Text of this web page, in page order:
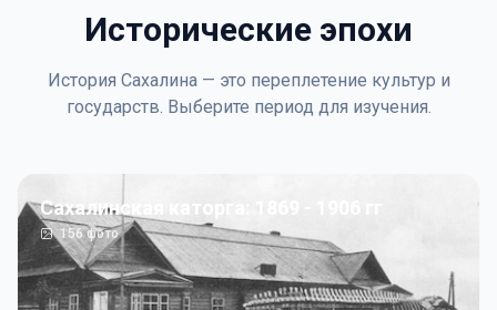
Исторические эпохи
История Сахалина — это переплетение культур и
государств. Выберите период для изучения.
Сахалинская каторга: 1869 - 1906 гг
156фото